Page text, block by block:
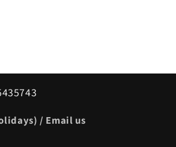
/ Email us